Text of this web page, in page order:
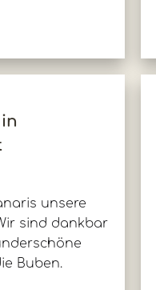
unsere
sind dankbar
Buben.